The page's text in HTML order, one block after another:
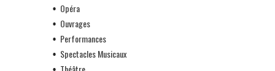
Opéra
Ouvrages
Performances
Spectacles Musicaux